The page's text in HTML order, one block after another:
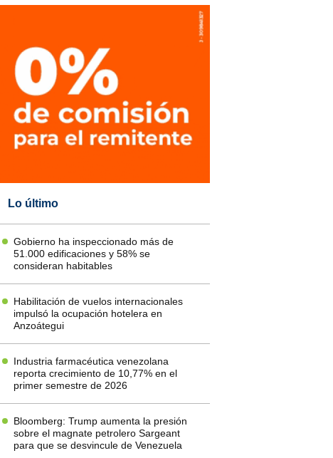
Lo último
Gobierno ha inspeccionado más de
51.000 edificaciones y 58% se
consideran habitables
Habilitación de vuelos internacionales
impulsó la ocupación hotelera en
Anzoátegui
Industria farmacéutica venezolana
reporta crecimiento de 10,77% en el
primer semestre de 2026
Bloomberg: Trump aumenta la presión
sobre el magnate petrolero Sargeant
para que se desvincule de Venezuela